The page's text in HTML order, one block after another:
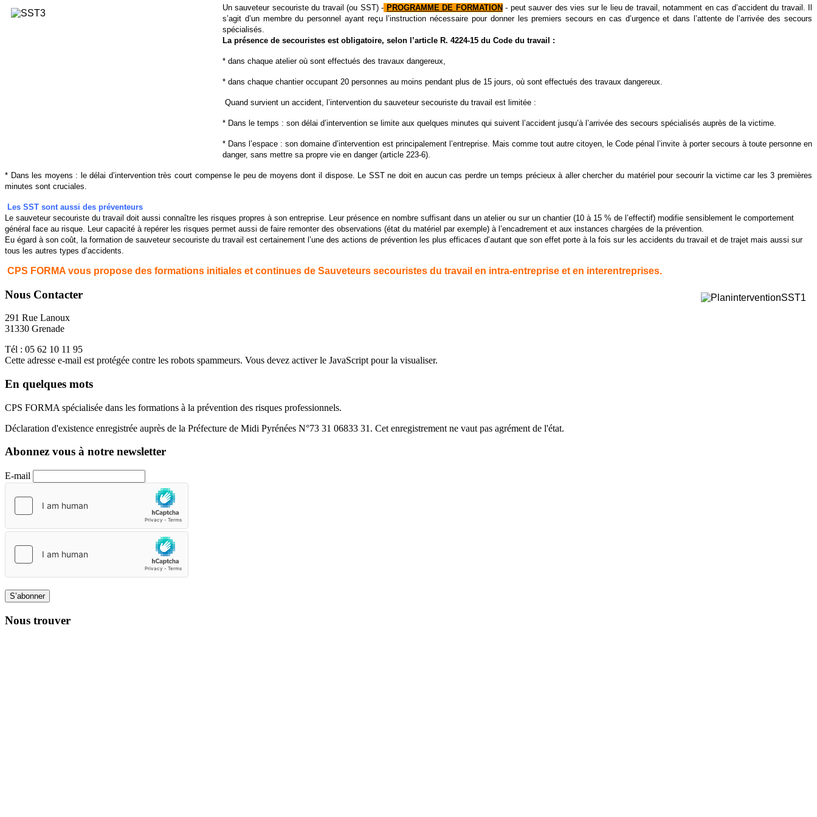
Un sauveteur secouriste du travail (ou SST) - PROGRAMME DE FORMATION - peut sauver des vies sur le lieu de travail, notamment en cas d’accident du travail. Il
s’agit d’un membre du personnel ayant reçu l’instruction nécessaire pour donner les premiers secours en cas d’urgence et dans l’attente de l’arrivée des secours
spécialisés.
La présence de secouristes est obligatoire, selon l’article R. 4224-15 du Code du travail :
* dans chaque atelier où sont effectués des travaux dangereux,
* dans chaque chantier occupant 20 personnes au moins pendant plus de 15 jours, où sont effectués des travaux dangereux.
Quand survient un accident, l’intervention du sauveteur secouriste du travail est limitée :
* Dans le temps : son délai d’intervention se limite aux quelques minutes qui suivent l’accident jusqu’à l’arrivée des secours spécialisés auprès de la victime.
* Dans l’espace : son domaine d’intervention est principalement l’entreprise. Mais comme tout autre citoyen, le Code pénal l’invite à porter secours à toute personne en
danger, sans mettre sa propre vie en danger (article 223-6).
* Dans les moyens : le délai d’intervention très court compense le peu de moyens dont il dispose. Le SST ne doit en aucun cas perdre un temps précieux à aller chercher du matériel pour secourir la victime car les 3 premières
minutes sont cruciales.
Les SST sont aussi des préventeurs
Le sauveteur secouriste du travail doit aussi connaître les risques propres à son entreprise. Leur présence en nombre suffisant dans un atelier ou sur un chantier (10 à 15 % de l’effectif) modifie sensiblement le comportement
général face au risque. Leur capacité à repérer les risques permet aussi de faire remonter des observations (état du matériel par exemple) à l’encadrement et aux instances chargées de la prévention.
Eu égard à son coût, la formation de sauveteur secouriste du travail est certainement l’une des actions de prévention les plus efficaces d’autant que son effet porte à la fois sur les accidents du travail et de trajet mais aussi sur
tous les autres types d’accidents.
CPS FORMA vous propose des formations initiales et continues de Sauveteurs secouristes du travail en intra-entreprise et en interentreprises.
Nous Contacter
291 Rue Lanoux
31330 Grenade
Tél : 05 62 10 11 95
Cette adresse e-mail est protégée contre les robots spammeurs. Vous devez activer le JavaScript pour la visualiser.
En quelques mots
CPS FORMA spécialisée dans les formations à la prévention des risques professionnels.
Déclaration d'existence enregistrée auprès de la Préfecture de Midi Pyrénées N°73 31 06833 31. Cet enregistrement ne vaut pas agrément de l'état.
Abonnez vous à notre newsletter
E-mail
S’abonner
Nous trouver